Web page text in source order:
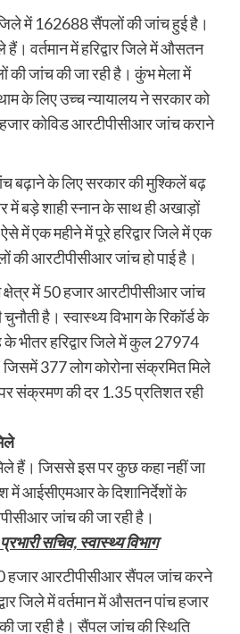
जिले में 162688 सैंपलों की जांच हुई है।
वर्तमान में हरिद्वार जिले में औसतन
की जांच की जा रही है। कुंभ मेला में
के लिए उच्च न्यायालय ने सरकार को
कोविड आरटीपीसीआर जांच कराने
बढ़ाने के लिए सरकार की मुश्किलें बढ़
में बड़े शाही स्नान के साथ ही अखाड़ों
में एक महीने में पूरे हरिद्वार जिले में एक
आरटीपीसीआर जांच हो पाई है।
में 50 हजार आरटीपीसीआर जांच
है। स्वास्थ्य विभाग के रिकॉर्ड के
भीतर हरिद्वार जिले में कुल 27974
377 लोग कोरोना संक्रमित मिले
संक्रमण की दर 1.35 प्रतिशत रही
हैं। जिससे इस पर कुछ कहा नहीं जा
में आईसीएमआर के दिशानिर्देशों के
जांच की जा रही है।
सचिव, स्वास्थ्य विभाग
हजार आरटीपीसीआर सैंपल जांच करने
जिले में वर्तमान में औसतन पांच हजार
जा रही है। सैंपल जांच की स्थिति